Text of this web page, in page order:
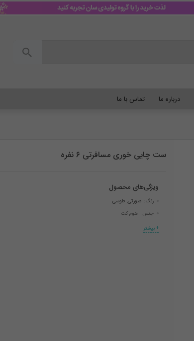
درباره ما تماس با ما
ست چایی خوری مسافرتی 6 نفره
ویژگی‌های محصول
رنگ:صورتی, طوسی
جنس: هوم کت
+ بیشتر